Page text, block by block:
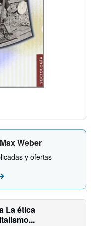
Weber
y ofertas
La ética